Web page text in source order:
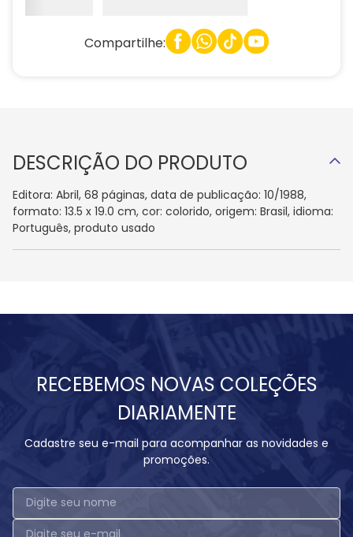
Compartilhe:
DESCRIÇÃO DO PRODUTO
Editora: Abril, 68 páginas, data de publicação: 10/1988,
formato: 13.5 x 19.0 cm, cor: colorido, origem: Brasil, idioma:
Português, produto usado
RECEBEMOS NOVAS COLEÇÕES
DIARIAMENTE
Cadastre seu e-mail para acompanhar as novidades e
promoções.